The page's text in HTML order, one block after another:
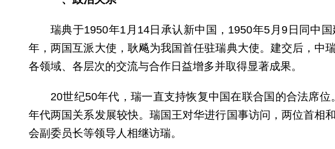
瑞典于1950年1月14日承认新中国，1950年5月9日同中
年，两国互派大使，耿飚为我国首任驻瑞典大使。建交后，中
各领域、各层次的交流与合作日益增多并取得显著成果。
20世纪50年代，瑞一直支持恢复中国在联合国的合法席
年代两国关系发展较快。瑞国王对华进行国事访问，两位首相
会副委员长等领导人相继访瑞。